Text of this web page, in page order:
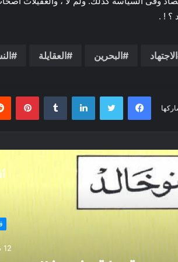
؟ ! .
الاجتهاد البحرين العقايلة
فيسبوك تويتر لينكدإن
1 سبتمبر، 2023